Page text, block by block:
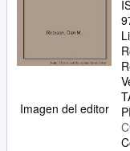
Imagen del editor